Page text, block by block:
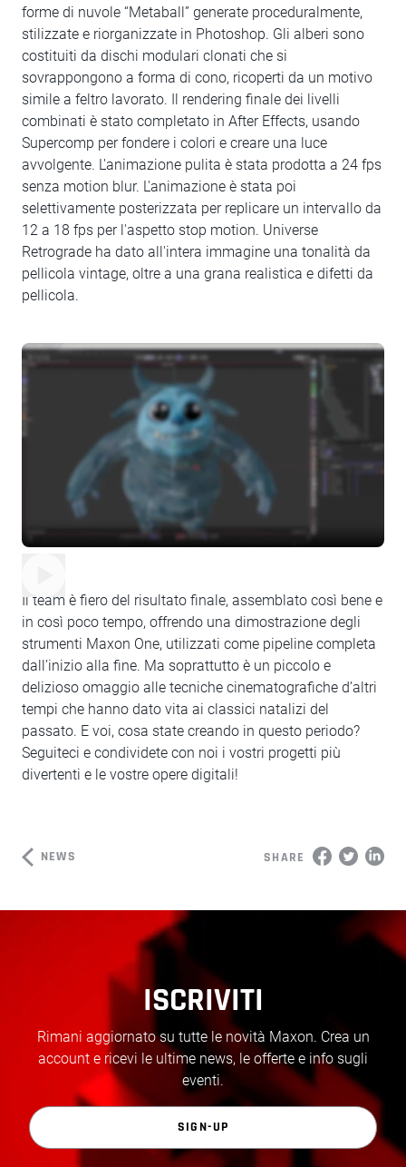
forme di nuvole “Metaball” generate proceduralmente,
stilizzate e riorganizzate in Photoshop. Gli alberi sono
costituiti da dischi modulari clonati che si
sovrappongono a forma di cono, ricoperti da un motivo
simile a feltro lavorato. Il rendering finale dei livelli
combinati è stato completato in After Effects, usando
Supercomp per fondere i colori e creare una luce
avvolgente. L'animazione pulita è stata prodotta a 24 fps
senza motion blur. L'animazione è stata poi
selettivamente posterizzata per replicare un intervallo da
12 a 18 fps per l'aspetto stop motion. Universe
Retrograde ha dato all'intera immagine una tonalità da
pellicola vintage, oltre a una grana realistica e difetti da
pellicola.
Il team è fiero del risultato finale, assemblato così bene e
in così poco tempo, offrendo una dimostrazione degli
strumenti Maxon One, utilizzati come pipeline completa
dall’inizio alla fine. Ma soprattutto è un piccolo e
delizioso omaggio alle tecniche cinematografiche d’altri
tempi che hanno dato vita ai classici natalizi del
passato. E voi, cosa state creando in questo periodo?
Seguiteci e condividete con noi i vostri progetti più
divertenti e le vostre opere digitali!
NEWS SHARE
ISCRIVITI
Rimani aggiornato su tutte le novità Maxon. Crea un
account e ricevi le ultime news, le offerte e info sugli
eventi.
SIGN-UP